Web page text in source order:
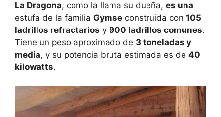
La Dragona, como la llama su dueña, es una
estufa de la familia Gymse construida con 105
ladrillos refractarios y 900 ladrillos comunes.
Tiene un peso aproximado de 3 toneladas y
media, y su potencia bruta estimada es de 40
kilowatts.